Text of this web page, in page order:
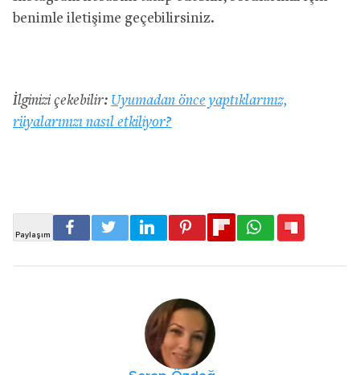
benimle iletişime geçebilirsiniz.
İlginizi çekebilir: Uyumadan önce yaptıklarınız,
rüyalarınızı nasıl etkiliyor?